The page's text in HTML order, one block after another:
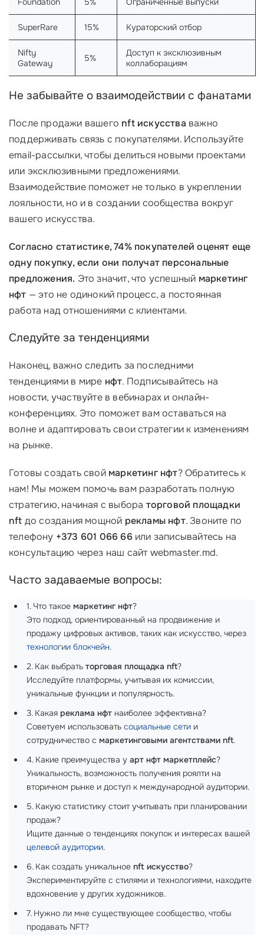
SuperRare 15% Кураторский отбор
Nifty
Gateway
5%
Доступ к эксклюзивным
коллаборациям
Не забывайте о взаимодействии с фанатами
После продажи вашего nft искусства важно
поддерживать связь с покупателями. Используйте
email-рассылки, чтобы делиться новыми проектами
или эксклюзивными предложениями.
Взаимодействие поможет не только в укреплении
лояльности, но и в создании сообщества вокруг
вашего искусства.
Согласно статистике, 74% покупателей оценят еще
одну покупку, если они получат персональные
предложения. Это значит, что успешный маркетинг
нфт — это не одинокий процесс, а постоянная
работа над отношениями с клиентами.
Следуйте за тенденциями
Наконец, важно следить за последними
тенденциями в мире нфт. Подписывайтесь на
новости, участвуйте в вебинарах и онлайн-
конференциях. Это поможет вам оставаться на
волне и адаптировать свои стратегии к изменениям
на рынке.
Готовы создать свой маркетинг нфт? Обратитесь к
нам! Мы можем помочь вам разработать полную
стратегию, начиная с выбора торговой площадки
nft до создания мощной рекламы нфт. Звоните по
телефону +373 601 066 66или записывайтесь на
консультацию через наш сайт webmaster.md.
Часто задаваемые вопросы:
1. Что такое маркетинг нфт?
Это подход, ориентированный на продвижение и
продажу цифровых активов, таких как искусство, через
технологии блокчейн.
2. Как выбрать торговая площадка nft?
Исследуйте платформы, учитывая их комиссии,
уникальные функции и популярность.
3. Какая реклама нфт наиболее эффективна?
Советуем использовать социальные сети и
сотрудничество с маркетинговыми агентствами nft.
4. Какие преимущества у арт нфт маркетплейс?
Уникальность, возможность получения роялти на
вторичном рынке и доступ к международной аудитории.
5. Какую статистику стоит учитывать при планировании
продаж?
Ищите данные о тенденциях покупок и интересах вашей
целевой аудитории.
6. Как создать уникальное nft искусство?
Экспериментируйте с стилями и технологиями, находите
вдохновение у других художников.
7. Нужно ли мне существующее сообщество, чтобы
продавать NFT?